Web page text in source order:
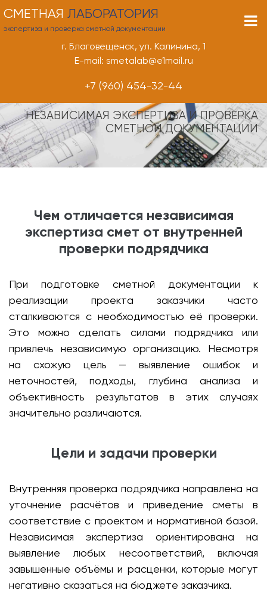
СМЕТНАЯ ЛАБОРАТОРИЯ
экспертиза и проверка сметной документации
г. Благовещенск, ул. Калинина, 1
E-mail: smetalab@e1mail.ru
+7 (960) 454-32-44
НЕЗАВИСИМАЯ ЭКСПЕРТИЗА И ПРОВЕРКА
СМЕТНОЙ ДОКУМЕНТАЦИИ
Чем отличается независимая
экспертиза смет от внутренней
проверки подрядчика
При подготовке сметной документации к
реализации проекта заказчики часто
сталкиваются с необходимостью её проверки.
Это можно сделать силами подрядчика или
привлечь независимую организацию. Несмотря
на схожую цель — выявление ошибок и
неточностей, подходы, глубина анализа и
объективность результатов в этих случаях
значительно различаются.
Цели и задачи проверки
Внутренняя проверка подрядчика направлена на
уточнение расчётов и приведение сметы в
соответствие с проектом и нормативной базой.
Независимая экспертиза ориентирована на
выявление любых несоответствий, включая
завышенные объёмы и расценки, которые могут
негативно сказаться на бюджете заказчика.